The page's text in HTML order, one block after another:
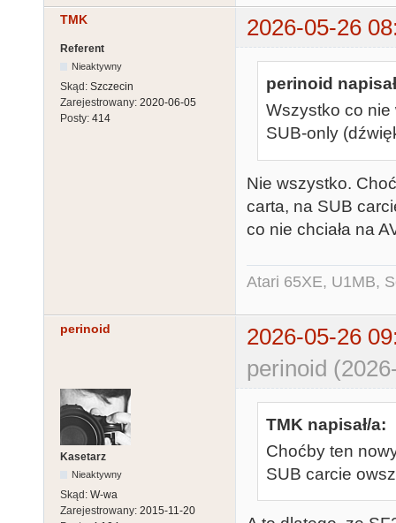
TMK 2026-05-26
Referent
Nieaktywny
Skąd: Szczecin
Zarejestrowany: 2020-06-05
Posty: 414
perinoid
Wszystko co nie
SUB-only
Nie wszystko.
carta, na SUB
co nie chciała na
Atari 65XE, U1MB,
perinoid
2026-05-26
perinoid
Kasetarz
Nieaktywny
Skąd: W-wa
Zarejestrowany: 2015-11-20
TMK napisał/a:
Choćby ten
SUB carcie